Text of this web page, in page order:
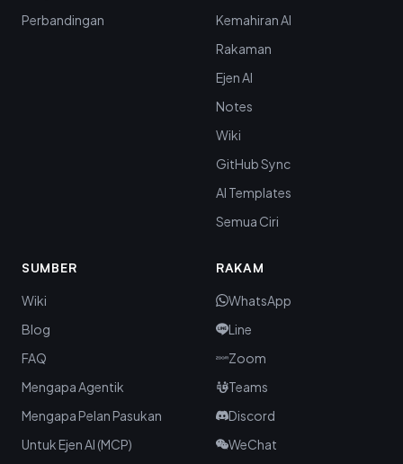
Perbandingan
Kemahiran AI
Rakaman
Ejen AI
Notes
Wiki
GitHub Sync
AI Templates
Semua Ciri
SUMBER
Wiki
Blog
FAQ
Mengapa Agentik
Mengapa Pelan Pasukan
Untuk Ejen AI (MCP)
RAKAM
WhatsApp
Line
Zoom
Teams
Discord
WeChat